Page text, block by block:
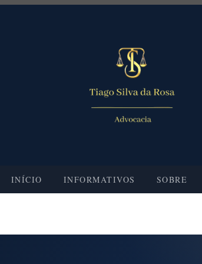
INÍCIO INFORMATIVOS SOBRE